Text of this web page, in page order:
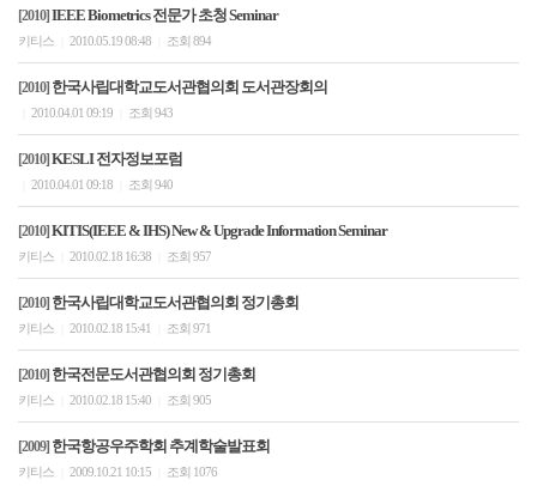
[2010] IEEE Biometrics 전문가 초청 Seminar
키티스 2010.05.19 08:48 조회 894
[2010] 한국사립대학교도서관협의회 도서관장회의
2010.04.01 09:19 조회 943
[2010] KESLI 전자정보포럼
2010.04.01 09:18 조회 940
[2010] KITIS(IEEE & IHS) New & Upgrade Information Seminar
키티스 2010.02.18 16:38 조회 957
[2010] 한국사립대학교도서관협의회 정기총회
키티스 2010.02.18 15:41 조회 971
[2010] 한국전문도서관협의회 정기총회
키티스 2010.02.18 15:40 조회 905
[2009] 한국항공우주학회 추계학술발표회
키티스 2009.10.21 10:15 조회 1076